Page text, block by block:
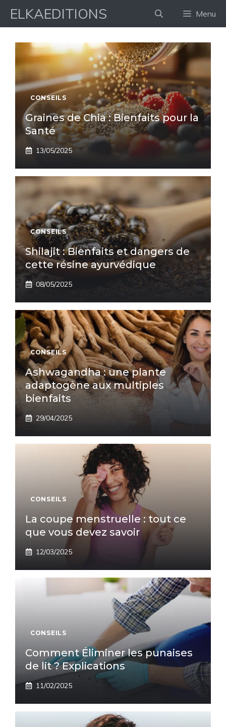
Aller
contenu
ELKAEDITIONS Menu
CONSEILS
Graines de Chia : Bienfaits pour la
Santé
13/05/2025
CONSEILS
Shilajit : Bienfaits et dangers de
cette résine ayurvédique
08/05/2025
CONSEILS
Ashwagandha : une plante
adaptogène aux multiples
bienfaits
29/04/2025
CONSEILS
La coupe menstruelle : tout ce
que vous devez savoir
12/03/2025
CONSEILS
Comment Éliminer les punaises
de lit ? Explications
11/02/2025